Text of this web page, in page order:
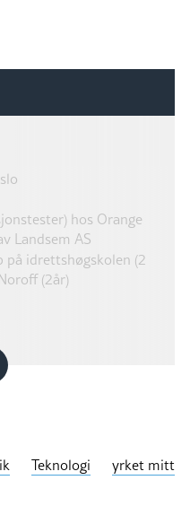
hos Orange
Landsem AS
på idrettshøgskolen (2
(2år)
Teknologi yrket mitt